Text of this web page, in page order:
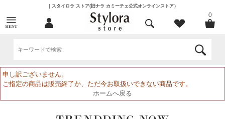
｜スタイロラ ストア(旧ナラ カミーチェ公式オンラインストア）
0
申し訳ございません。
ご指定の商品は販売終了か、ただ今お取扱いできない商品です。
ホームへ戻る